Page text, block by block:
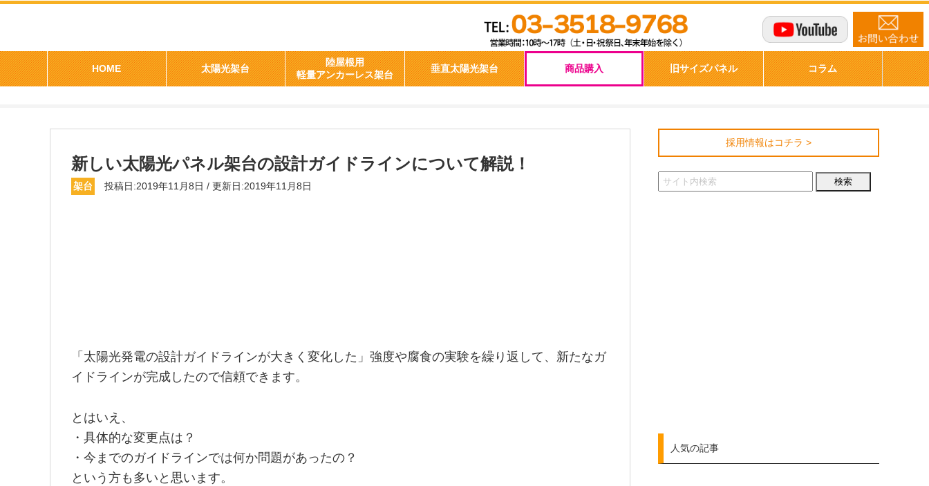
HOME 太陽光架台
陸屋根用
軽量アンカーレス架台
垂直太陽光架台 商品購入 旧サイズパネル
太陽光発電はソーラーデポ > 製品 > 架台 > 新しい太陽光パネル架台の設計ガイドラインについて解説！
新しい太陽光パネル架台の設計ガイドラインについて解説！
架台 投稿日:2019年11月8日 / 更新日:2019年11月8日
「太陽光発電の設計ガイドラインが大きく変化した」強度や腐食の実験を繰り返して、新たなガ
イドラインが完成したので信頼できます。
とはいえ、
・具体的な変更点は？
・今までのガイドラインでは何か問題があったの？
という方も多いと思います。
採用情報はコチラ >
人気の記事